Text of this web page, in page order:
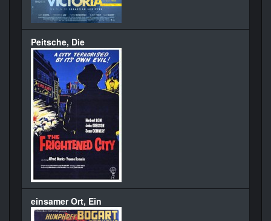
Peitsche, Die
einsamer Ort, Ein